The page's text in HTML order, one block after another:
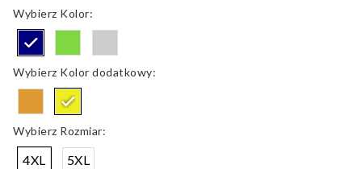
Kolor
Kolor dodatkowy
Rozmiar
4XL 5XL